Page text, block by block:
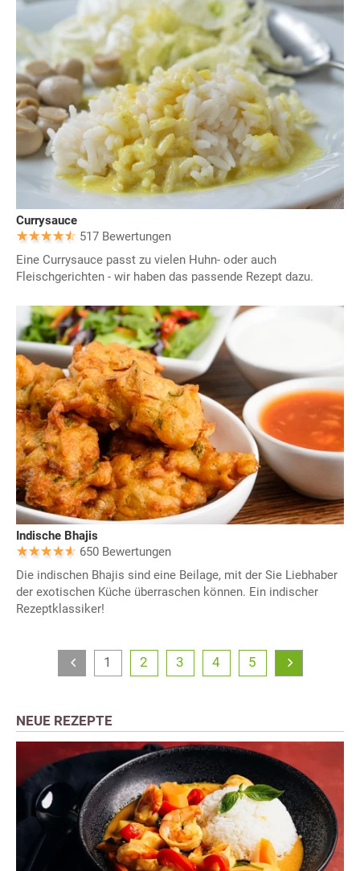
Currysauce
517 Bewertungen
Eine Currysauce passt zu vielen Huhn- oder auch
Fleischgerichten - wir haben das passende Rezept dazu.
Indische Bhajis
650 Bewertungen
Die indischen Bhajis sind eine Beilage, mit der Sie Liebhaber
der exotischen Küche überraschen können. Ein indischer
Rezeptklassiker!
1 2 3 4 5
NEUE REZEPTE